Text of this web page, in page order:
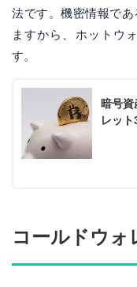
法です。機密情報で
ますから、ホットウ
す。
暗号資
レッ
コールドウォ